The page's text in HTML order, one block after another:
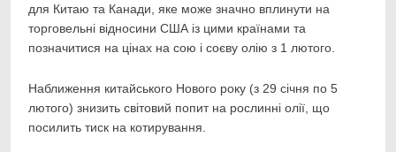
для Китаю та Канади, яке може значно вплинути на
торговельні відносини США із цими країнами та
позначитися на цінах на сою і соєву олію з 1 лютого.
Наближення китайського Нового року (з 29 січня по 5
лютого) знизить світовий попит на рослинні олії, що
посилить тиск на котирування.